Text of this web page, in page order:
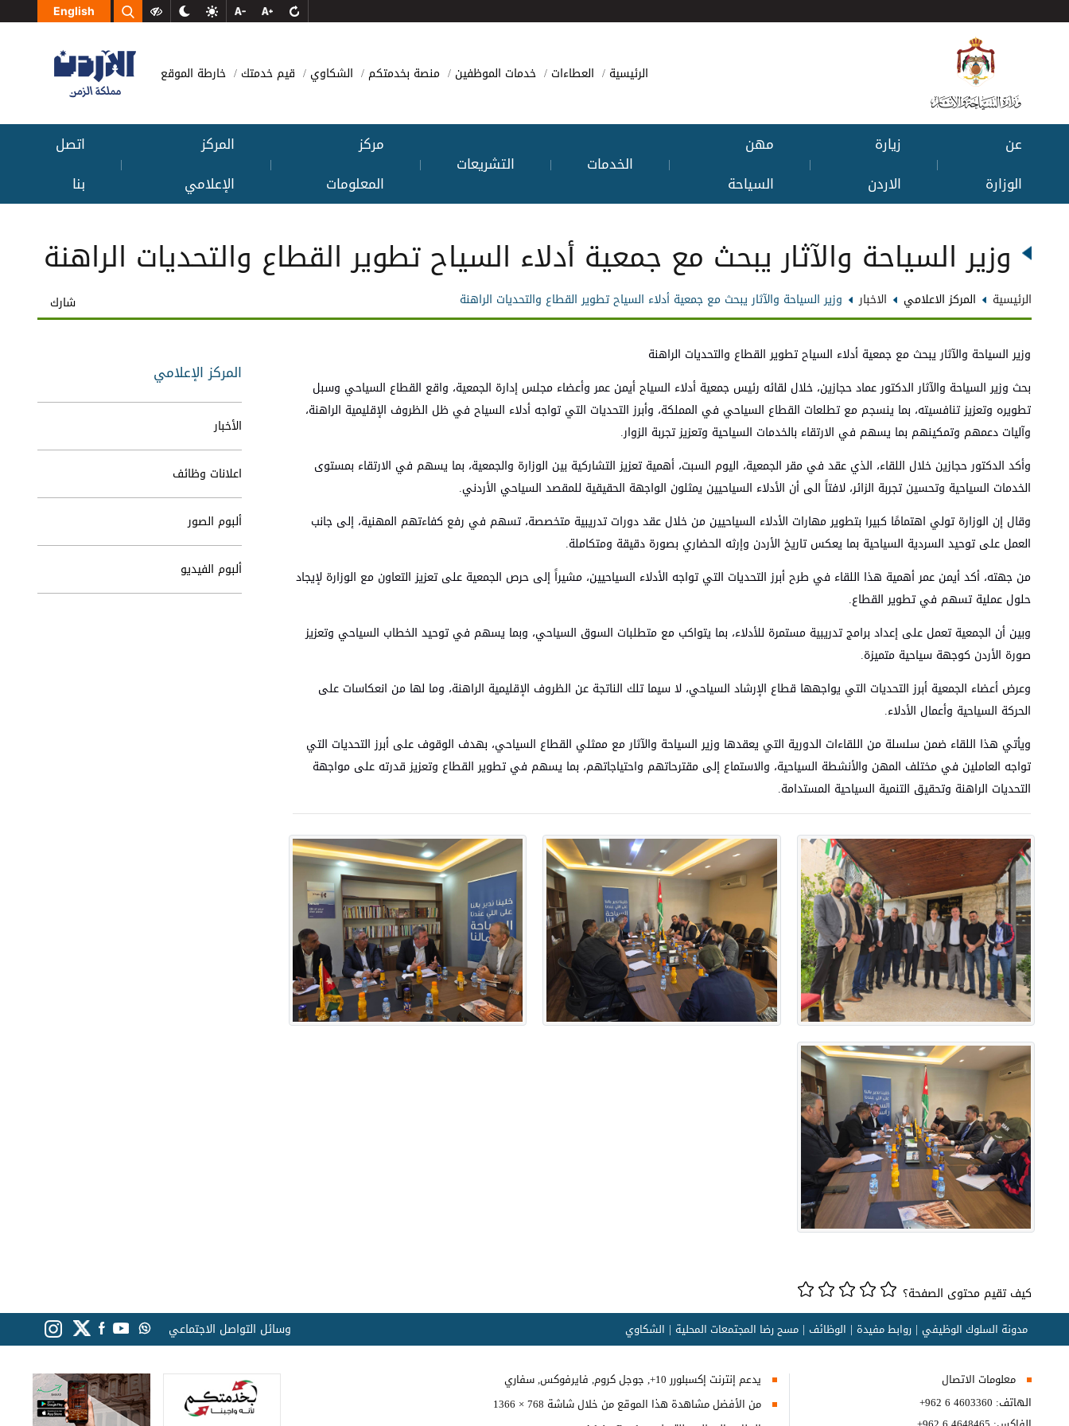
English
الرئيسية العطاءات خدمات الموظفين منصة بخدمتكم الشكاوي قيم خدمتك خارطة الموقع
عن
الوزارة
|
زيارة
الاردن
|
مهن
السياحة
| الخدمات | التشريعات |
مركز
المعلومات
|
المركز
الإعلامي
|
اتصل
بنا
وزير السياحة والآثار يبحث مع جمعية أدلاء السياح تطوير القطاع والتحديات الراهنة
الرئيسية المركز الاعلامي الاخبار وزير السياحة والآثار يبحث مع جمعية أدلاء السياح تطوير القطاع والتحديات الراهنة شارك
وزير السياحة والآثار يبحث مع جمعية أدلاء السياح تطوير القطاع والتحديات الراهنة
بحث وزير السياحة والآثار الدكتور عماد حجازين، خلال لقائه رئيس جمعية أدلاء السياح أيمن عمر وأعضاء مجلس إدارة الجمعية، واقع القطاع السياحي وسبل
تطويره وتعزيز تنافسيته، بما ينسجم مع تطلعات القطاع السياحي في المملكة، وأبرز التحديات التي تواجه أدلاء السياح في ظل الظروف الإقليمية الراهنة،
وآليات دعمهم وتمكينهم بما يسهم في الارتقاء بالخدمات السياحية وتعزيز تجربة الزوار.
وأكد الدكتور حجازين خلال اللقاء، الذي عقد في مقر الجمعية، اليوم السبت، أهمية تعزيز التشاركية بين الوزارة والجمعية، بما يسهم في الارتقاء بمستوى
الخدمات السياحية وتحسين تجربة الزائر، لافتاً الى أن الأدلاء السياحيين يمثلون الواجهة الحقيقية للمقصد السياحي الأردني.
وقال إن الوزارة تولي اهتمامًا كبيرا بتطوير مهارات الأدلاء السياحيين من خلال عقد دورات تدريبية متخصصة، تسهم في رفع كفاءتهم المهنية، إلى جانب
العمل على توحيد السردية السياحية بما يعكس تاريخ الأردن وإرثه الحضاري بصورة دقيقة ومتكاملة.
من جهته، أكد أيمن عمر أهمية هذا اللقاء في طرح أبرز التحديات التي تواجه الأدلاء السياحيين، مشيراً إلى حرص الجمعية على تعزيز التعاون مع الوزارة لإيجاد
حلول عملية تسهم في تطوير القطاع.
وبين أن الجمعية تعمل على إعداد برامج تدريبية مستمرة للأدلاء، بما يتواكب مع متطلبات السوق السياحي، وبما يسهم في توحيد الخطاب السياحي وتعزيز
صورة الأردن كوجهة سياحية متميزة.
وعرض أعضاء الجمعية أبرز التحديات التي يواجهها قطاع الإرشاد السياحي، لا سيما تلك الناتجة عن الظروف الإقليمية الراهنة، وما لها من انعكاسات على
الحركة السياحية وأعمال الأدلاء.
ويأتي هذا اللقاء ضمن سلسلة من اللقاءات الدورية التي يعقدها وزير السياحة والآثار مع ممثلي القطاع السياحي، بهدف الوقوف على أبرز التحديات التي
تواجه العاملين في مختلف المهن والأنشطة السياحية، والاستماع إلى مقترحاتهم واحتياجاتهم، بما يسهم في تطوير القطاع وتعزيز قدرته على مواجهة
التحديات الراهنة وتحقيق التنمية السياحية المستدامة.
المركز الإعلامي
الأخبار
اعلانات وظائف
ألبوم الصور
ألبوم الفيديو
كيف تقيم محتوى الصفحة؟
مدونة السلوك الوظيفي روابط مفيدة الوظائف مسح رضا المجتمعات المحلية الشكاوي وسائل التواصل الاجتماعي
معلومات الاتصال
الهاتف: +962 6 4603360
يدعم إنترنت إكسبلورر 10+, جوجل كروم, فايرفوكس, سفاري
من الأفضل مشاهدة هذا الموقع من خلال شاشة 768 × 1366